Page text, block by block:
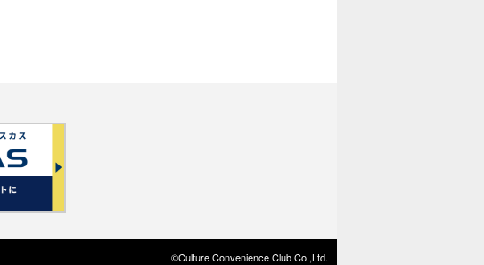
©Culture Convenience Club Co.,Ltd.